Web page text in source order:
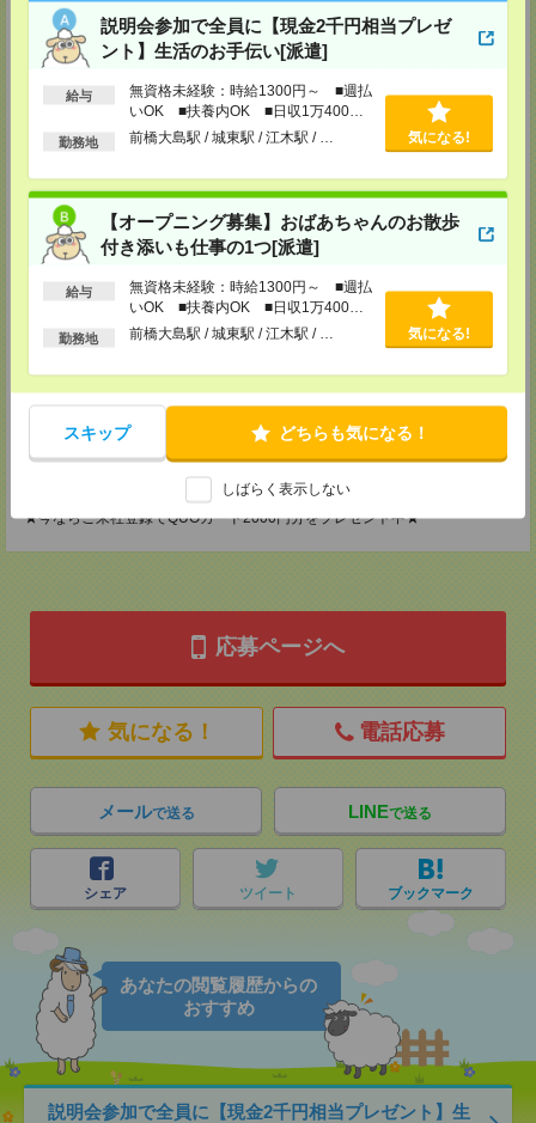
説明会参加で全員に【現金2千円相当プレゼ
ント】生活のお手伝い[派遣]
給与
無資格未経験：時給1300円～ ■週払
いOK ■扶養内OK ■日収1万400円
以上
勤務地 前橋大島駅 / 城東駅 / 江木駅 / … 気になる!
【オープニング募集】おばあちゃんのお散歩
付き添いも仕事の1つ[派遣]
給与
無資格未経験：時給1300円～ ■週払
いOK ■扶養内OK ■日収1万400円
以上
勤務地 前橋大島駅 / 城東駅 / 江木駅 / … 気になる!
スキップ どちらも気になる！
しばらく表示しない
メディカルケア事業部 新宿オフィス
東京都新宿区新宿2-3-10 新宿御苑ビル6階
TEL：0120-457-235
MAIL：
tenshoku@nikken-ts.jp
担当：採用担当
メディカルケア事業部 立川事業所
東京都立川市錦町1-12-14
MAIL：tenshoku@nikken-ts.jp
担当：採用担当
メディカルケア事業部 町田オフィス
東京都町田市森野1-7-23 大樹生命町田ビル6F
TEL：0120-453-285
MAIL：tenshoku@nikken-ts.jp
メディカルケア事業部 横浜オフィス
神奈川県横浜市保土ケ谷区神戸町134 横浜ビジネスパークサウスタワー
2F B区画
TEL：0120-901-799
MAIL：tenshoku@nikken-ts.jp
担当：採用担当
★今ならご来社登録でQUOカード2000円分をプレゼント中★
応募ページへ
気になる！ 電話応募
メールで送る LINEで送る
シェア ツイート ブックマーク
あなたの閲覧履歴からの
おすすめ
説明会参加で全員に【現金2千円相当プレゼント】生